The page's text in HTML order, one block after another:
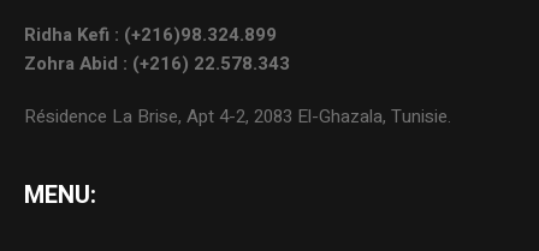
Ridha Kefi : (+216)98.324.899
Zohra Abid : (+216) 22.578.343
Résidence La Brise, Apt 4-2, 2083 El-Ghazala, Tunisie.
MENU: